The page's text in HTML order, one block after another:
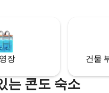
장 건물
는 콘도 숙소